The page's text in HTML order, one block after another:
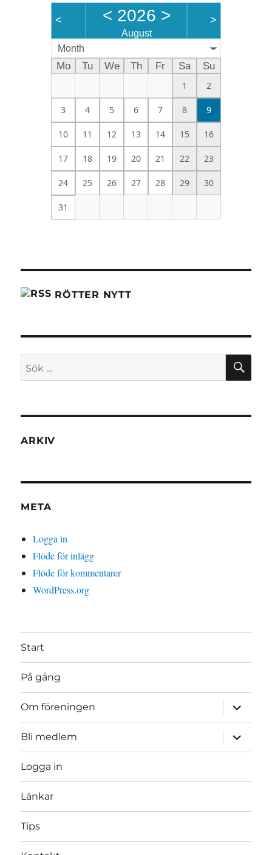
< < 2026 >
August
>
Month
Mo Tu We Th Fr Sa
Su
1
2
3 4 5 6 7 8 9
10 11 12 13 14 15 16
17 18 19 20 21 22 23
24 25 26 27 28 29 30
31
RÖTTER NYTT
Sök
efter:
ARKIV
META
Logga in
Flöde för inlägg
Flöde för kommentarer
WordPress.org
Start
På gång
Om föreningen
Bli medlem
Logga in
Länkar
Tips